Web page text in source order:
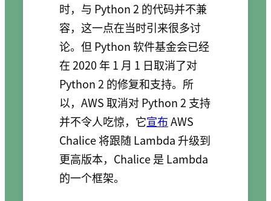
时，与 Python 2 的代码并不兼
容，这一点在当时引来很多讨
论。但 Python 软件基金会已经
在 2020 年 1 月 1 日取消了对
Python 2 的修复和支持。所
以，AWS 取消对 Python 2 支持
并不令人吃惊，它宣布AWS
Chalice 将跟随 Lambda 升级到
更高版本，Chalice 是 Lambda
的一个框架。